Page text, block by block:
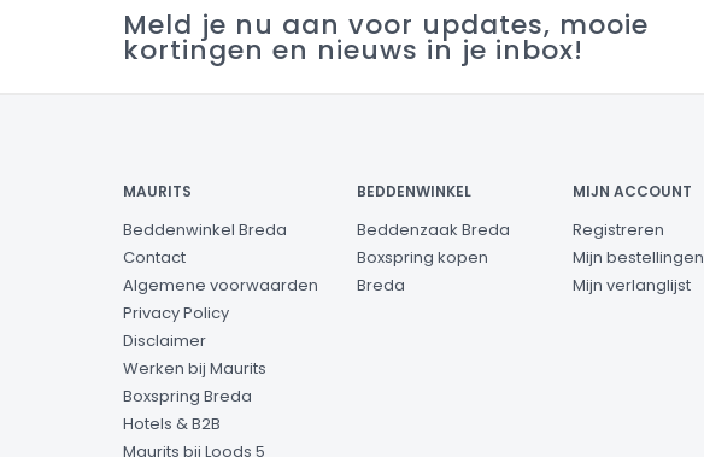
Meld je nu aan voor updates, mooie
kortingen en nieuws in je inbox!
MAURITS
Beddenwinkel Breda
Contact
Algemene voorwaarden
Privacy Policy
Disclaimer
Werken bij Maurits
Boxspring Breda
Hotels & B2B
Maurits bij Loods 5
BEDDENWINKEL
Beddenzaak Breda
Boxspring kopen
Breda
MIJN ACCOUNT
Registreren
Mijn bestellingen
Mijn verlanglijst